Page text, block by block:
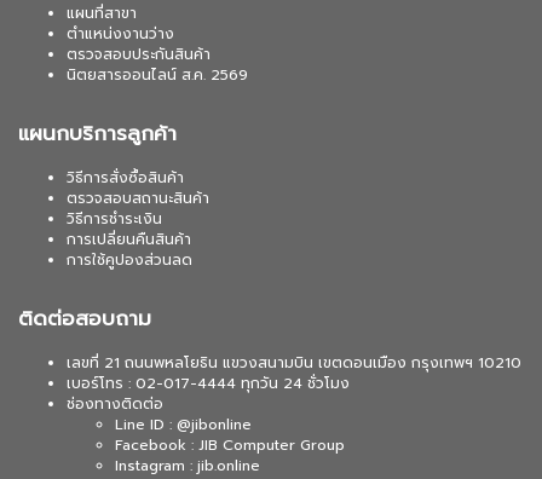
แผนที่สาขา
ตำแหน่งงานว่าง
ตรวจสอบประกันสินค้า
นิตยสารออนไลน์ ส.ค. 2569
แผนกบริการลูกค้า
วิธีการสั่งซื้อสินค้า
ตรวจสอบสถานะสินค้า
วิธีการชำระเงิน
การเปลี่ยนคืนสินค้า
การใช้คูปองส่วนลด
ติดต่อสอบถาม
เลขที่ 21 ถนนพหลโยธิน แขวงสนามบิน เขตดอนเมือง กรุงเทพฯ 10210
เบอร์โทร : 02-017-4444 ทุกวัน 24 ชั่วโมง
ช่องทางติดต่อ
Line ID : @jibonline
Facebook : JIB Computer Group
Instagram : jib.online